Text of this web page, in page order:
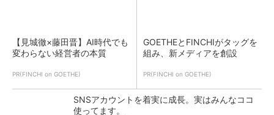
【見城徹×藤田晋】AI時代でも
変わらない経営者の本質
PR(FINCHI on GOETHE)
GOETHEとFINCHIがタッグを
組み、新メディアを創設
PR(FINCHI on GOETHE)
SNSアカウントを着実に成長。実はみんなココ
使ってます。